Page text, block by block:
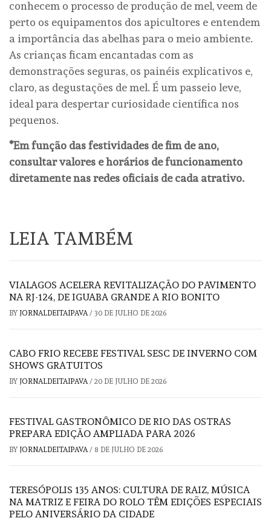
conhecem o processo de produção de mel, veem de
perto os equipamentos dos apicultores e entendem
a importância das abelhas para o meio ambiente.
As crianças ficam encantadas com as
demonstrações seguras, os painéis explicativos e,
claro, as degustações de mel. É um passeio leve,
ideal para despertar curiosidade científica nos
pequenos.
*Em função das festividades de fim de ano,
consultar valores e horários de funcionamento
diretamente nas redes oficiais de cada atrativo.
LEIA TAMBÉM
VIALAGOS ACELERA REVITALIZAÇÃO DO PAVIMENTO
NA RJ-124, DE IGUABA GRANDE A RIO BONITO
BY JORNALDEITAIPAVA/ 30 DE JULHO DE 2026
CABO FRIO RECEBE FESTIVAL SESC DE INVERNO COM
SHOWS GRATUITOS
BY JORNALDEITAIPAVA/ 20 DE JULHO DE 2026
FESTIVAL GASTRONÔMICO DE RIO DAS OSTRAS
PREPARA EDIÇÃO AMPLIADA PARA 2026
BY JORNALDEITAIPAVA/ 8 DE JULHO DE 2026
TERESÓPOLIS 135 ANOS: CULTURA DE RAIZ, MÚSICA
NA MATRIZ E FEIRA DO ROLO TÊM EDIÇÕES ESPECIAIS
PELO ANIVERSÁRIO DA CIDADE